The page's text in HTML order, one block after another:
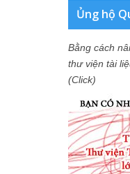
Ủng hộ
Bằng cách
thư viện tài
(Click)